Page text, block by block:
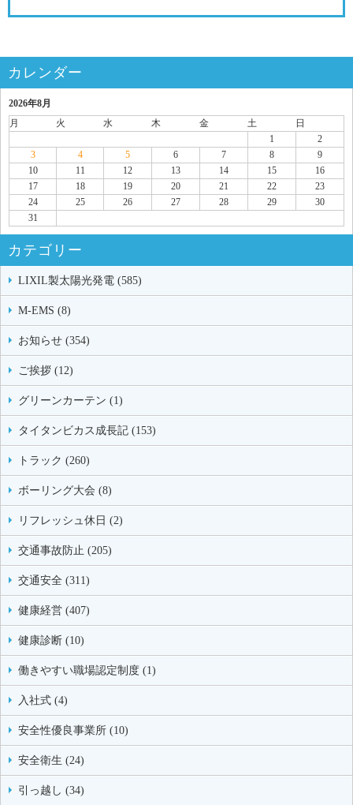
カレンダー
2026年8月
月
火 水 木 金 土
日
1
2
3
4 5 6 7 8
9
10
11 12 13 14 15
16
17
18 19 20 21 22
23
24
25 26 27 28 29
30
31
カテゴリー
LIXIL製太陽光発電 (585)
M-EMS (8)
お知らせ (354)
ご挨拶 (12)
グリーンカーテン (1)
タイタンビカス成長記 (153)
トラック (260)
ボーリング大会 (8)
リフレッシュ休日 (2)
交通事故防止 (205)
交通安全 (311)
健康経営 (407)
健康診断 (10)
働きやすい職場認定制度 (1)
入社式 (4)
安全性優良事業所 (10)
安全衛生 (24)
引っ越し (34)